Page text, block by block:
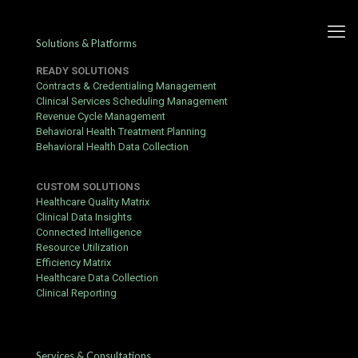
Drømmen om den store
Published by Yogita Sharma
At spille med i det populære europæiske lotteri er en
spændende måde at teste lykken på hver uge. Mange spillere
holder nøje øje med den aktuelle
se, om drømmen endelig kan gå i opfyldelse. Det kræver blot syv
rigtige tal at sikre sig den helt store præmie, der ofte kan ændre
tilværelsen fundamentalt for vinderen.
Spillet er bygget op omkring to forskellige sæt tal, som man skal
Solutions & Platforms
READY SOLUTIONS
Contracts & Credentialing Management
Clinical Services Scheduling Management
Revenue Cycle Management
Behavioral Health Treatment Planning
Behavioral Health Data Collection
CUSTOM SOLUTIONS
Healthcare Quality Matrix
Clinical Data Insights
Connected Intelligence
Resource Utilization
Efficiency Matrix
Healthcare Data Collection
Clinical Reporting